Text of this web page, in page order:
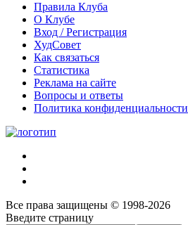
Правила Клуба
О Клубе
Вход / Регистрация
ХудСовет
Как связаться
Статистика
Реклама на сайте
Вопросы и ответы
Политика конфиденциальности
Все права защищены © 1998-2026
Введите страницу